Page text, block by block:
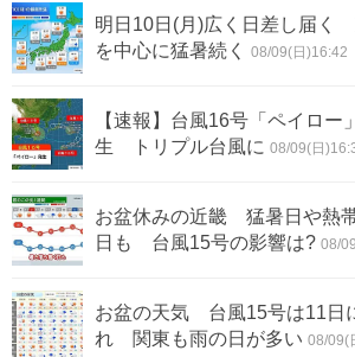
明日10日(月)広く日差し届く
を中心に猛暑続く
08/09(日)16:42
【速報】台風16号「ペイロー
生 トリプル台風に 08/09(日
お盆休みの近畿 猛暑日や熱
日も 台風15号の影響は? 08/
お盆の天気 台風15号は11日
れ 関東も雨の日が多い 08/09(